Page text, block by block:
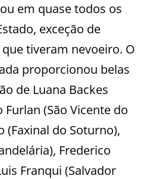
em quase todos os
exceção de
tiveram nevoeiro. O
proporcionou belas
de Luana Backes
(São Vicente do
(Faxinal do Soturno),
Frederico
Franqui (Salvador